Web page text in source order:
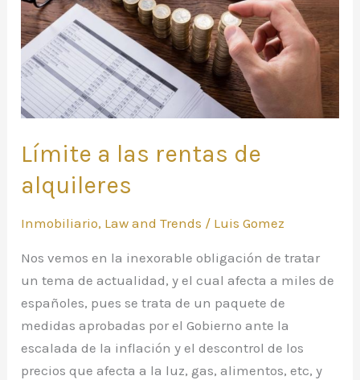
Límite a las rentas de
alquileres
Inmobiliario, Law and Trends / Luis Gomez
Nos vemos en la inexorable obligación de tratar
un tema de actualidad, y el cual afecta a miles de
españoles, pues se trata de un paquete de
medidas aprobadas por el Gobierno ante la
escalada de la inflación y el descontrol de los
precios que afecta a la luz, gas, alimentos, etc, y